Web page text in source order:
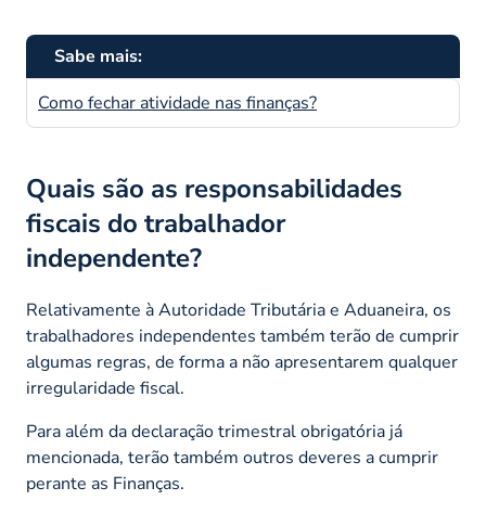
Sabe mais:
Como fechar atividade nas finanças?
Quais são as responsabilidades
fiscais do trabalhador
independente?
Relativamente à Autoridade Tributária e Aduaneira, os
trabalhadores independentes também terão de cumprir
algumas regras, de forma a não apresentarem qualquer
irregularidade fiscal.
Para além da declaração trimestral obrigatória já
mencionada, terão também outros deveres a cumprir
perante as Finanças.